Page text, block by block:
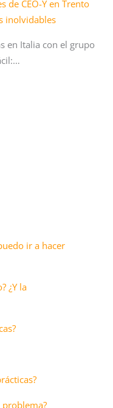
en Italia con el grupo
ir a hacer
¿Y la
problema?